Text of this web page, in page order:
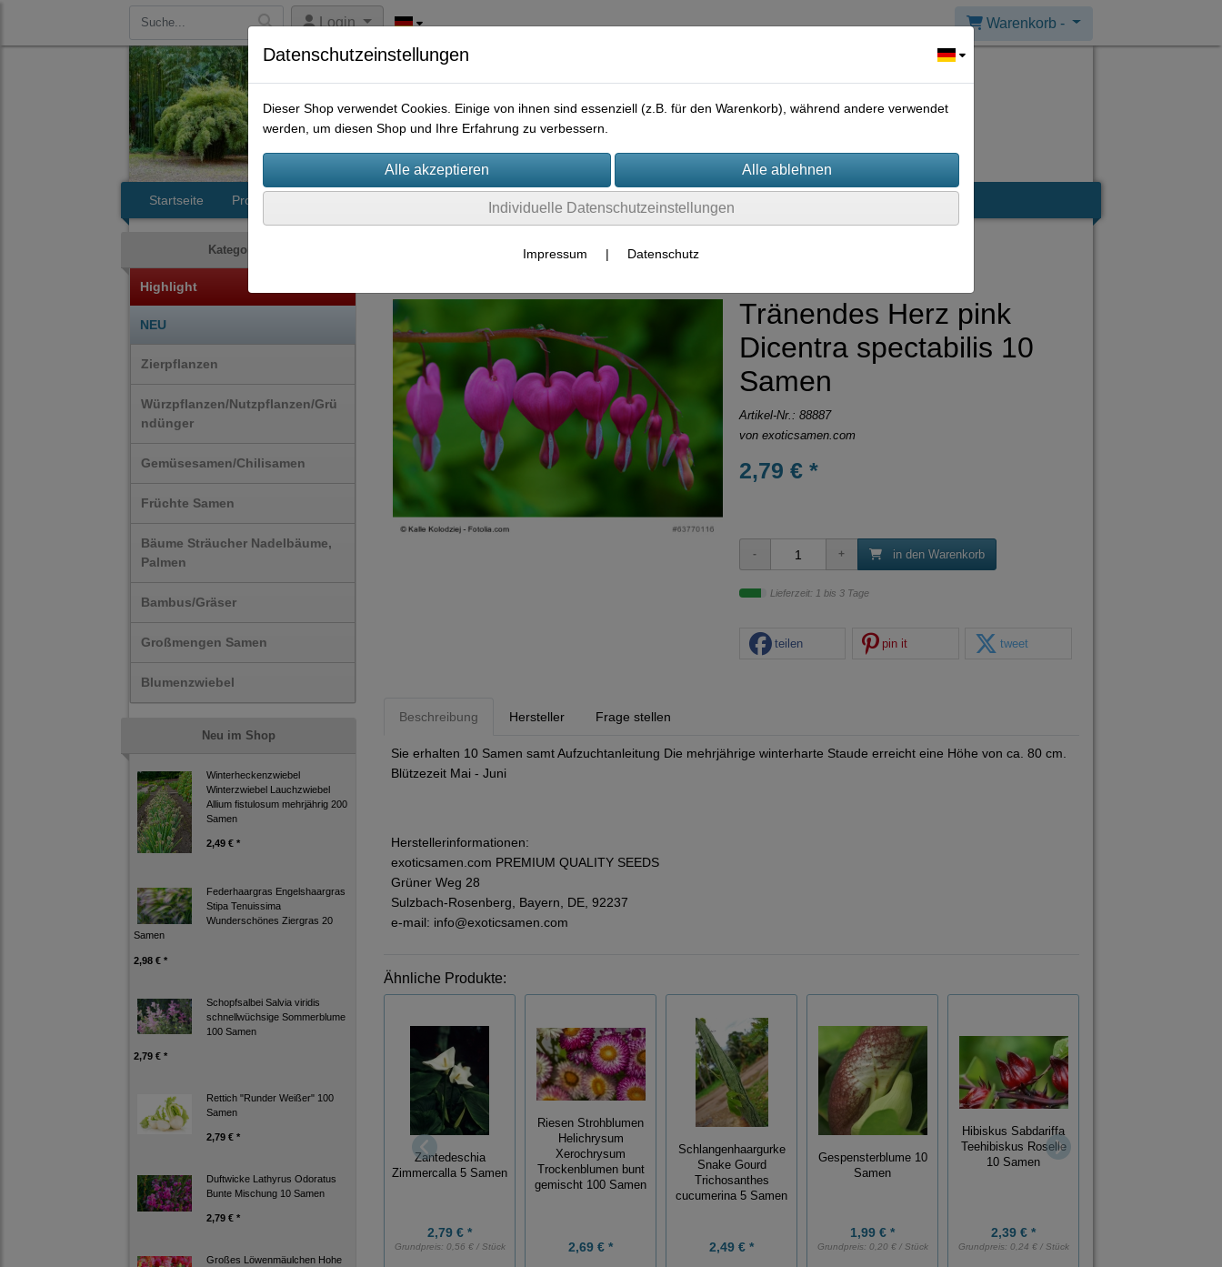
Login Warenkorb -
Startseite Produkte
Kategorien
Highlight
NEU
Zierpflanzen
Würzpflanzen/Nutzpflanzen/Grü
ndünger
Gemüsesamen/Chilisamen
Früchte Samen
Bäume Sträucher Nadelbäume,
Palmen
Bambus/Gräser
Großmengen Samen
Blumenzwiebel
Neu im Shop
Winterheckenzwiebel
Winterzwiebel Lauchzwiebel
Allium fistulosum mehrjährig 200
Samen
2,49 € *
Federhaargras Engelshaargras
Stipa Tenuissima
Wunderschönes Ziergras 20
Samen
2,98 € *
Schopfsalbei Salvia viridis
schnellwüchsige Sommerblume
100 Samen
2,79 € *
Rettich "Runder Weißer" 100
Samen
2,79 € *
Duftwicke Lathyrus Odoratus
Bunte Mischung 10 Samen
2,79 € *
Großes Löwenmäulchen Hohe
Tränendes Herz pink
Dicentra spectabilis 10
Samen
Artikel-Nr.: 88887
von exoticsamen.com
2,79 € *
in den Warenkorb
Lieferzeit: 1 bis 3 Tage
teilen pin it tweet
Beschreibung Hersteller Frage stellen
Sie erhalten 10 Samen samt Aufzuchtanleitung Die mehrjährige winterharte Staude erreicht eine Höhe von ca. 80 cm.
Blützezeit Mai - Juni
Herstellerinformationen:
exoticsamen.com PREMIUM QUALITY SEEDS
Grüner Weg 28
Sulzbach-Rosenberg, Bayern, DE, 92237
e-mail: info@exoticsamen.com
Ähnliche Produkte:
Zantedeschia
Zimmercalla 5 Samen
2,79 € *
Grundpreis: 0,56 € / Stück
Riesen Strohblumen
Helichrysum
Xerochrysum
Trockenblumen bunt
gemischt 100 Samen
2,69 € *
Schlangenhaargurke
Snake Gourd
Trichosanthes
cucumerina 5 Samen
2,49 € *
Gespensterblume 10
Samen
1,99 € *
Grundpreis: 0,20 € / Stück
Hibiskus Sabdariffa
Teehibiskus Roselle
10 Samen
2,39 € *
Grundpreis: 0,24 € / Stück
Datenschutzeinstellungen
Dieser Shop verwendet Cookies. Einige von ihnen sind essenziell (z.B. für den Warenkorb), während andere verwendet
werden, um diesen Shop und Ihre Erfahrung zu verbessern.
Individuelle Datenschutzeinstellungen
Impressum | Datenschutz